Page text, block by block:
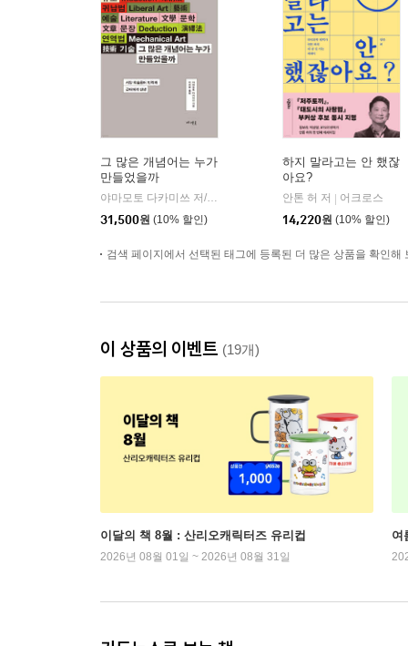
그 많은 개념어는 누가
만들었을까
야마모토 다카미쓰 저/지비원 역
메멘토
31,500원 (10% 할인)
하지 말라고는 안 했잖
아요?
안톤 허 저
어크로스
14,220원 (10% 할인)
검색 페이지에서 선택된 태그에 등록된 더 많은 상품을 확인해
이 상품의 이벤트 (19개)
이달의 책 8월 : 산리오캐릭터즈 유리컵
2026년 08월 01일 ~ 2026년 08월 31일
여